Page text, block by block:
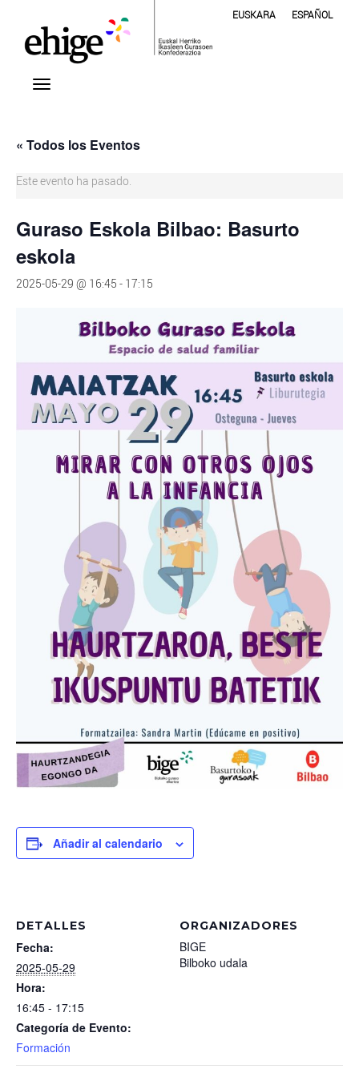
EUSKARA ESPAÑOL
« Todos los Eventos
Este evento ha pasado.
Guraso Eskola Bilbao: Basurto
eskola
2025-05-29 @ 16:45 - 17:15
Añadir al calendario
DETALLES
Fecha:
2025-05-29
Hora:
16:45 - 17:15
Categoría de Evento:
Formación
ORGANIZADORES
BIGE
Bilboko udala